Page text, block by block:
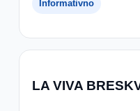
Informativno
LA VIVA